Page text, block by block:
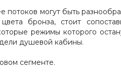
могут быть
бронза, стоит
режимы которого
душевой кабины.
сегменте.